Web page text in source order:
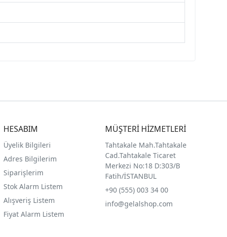
HESABIM
Üyelik Bilgileri
Adres Bilgilerim
Siparişlerim
Stok Alarm Listem
Alışveriş Listem
Fiyat Alarm Listem
MÜŞTERİ HİZMETLERİ
Tahtakale Mah.Tahtakale
Cad.Tahtakale Ticaret
Merkezi No:18 D:303/B
Fatih/İSTANBUL
+90 (555) 003 34 00
info@gelalshop.com